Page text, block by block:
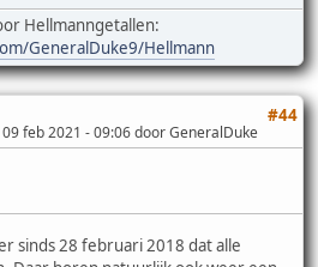
Hellmanngetallen:
GeneralDuke9/Hellmann
#44
09 feb 2021 - 09:06 door GeneralDuke
sinds 28 februari 2018 dat alle